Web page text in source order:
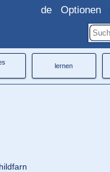
de Optionen
lernen